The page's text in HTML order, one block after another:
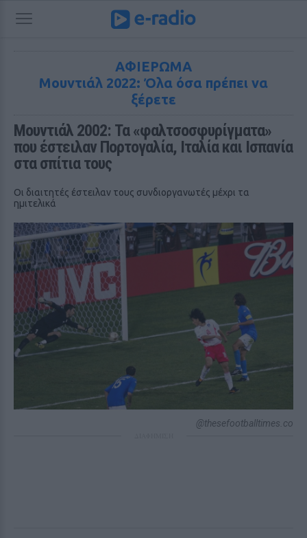
ΑΦΙΕΡΩΜΑ
Μουντιάλ 2022: Όλα όσα πρέπει να
ξέρετε
Μουντιάλ 2002: Τα «φαλτσοσφυρίγματα»
που έστειλαν Πορτογαλία, Ιταλία και Ισπανία
στα σπίτια τους
Οι διαιτητές έστειλαν τους συνδιοργανωτές μέχρι τα
ημιτελικά
@thesefootballtimes.co